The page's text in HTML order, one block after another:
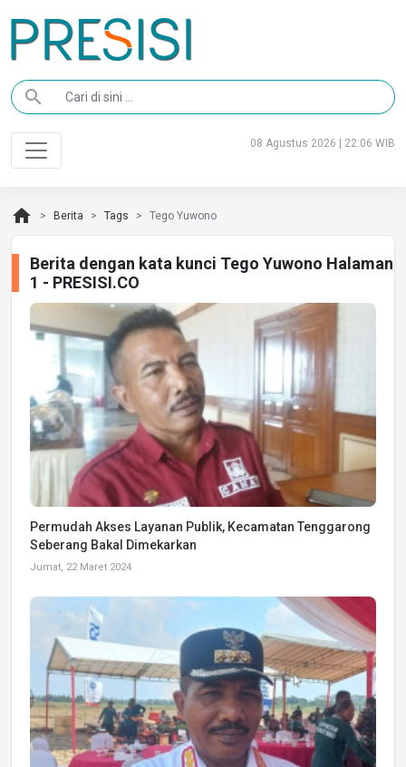
search
08 Agustus 2026 | 22:06 WIB
home Berita Tags Tego Yuwono
Berita dengan kata kunci Tego Yuwono Halaman
1 - PRESISI.CO
Permudah Akses Layanan Publik, Kecamatan Tenggarong
Seberang Bakal Dimekarkan
Jumat, 22 Maret 2024